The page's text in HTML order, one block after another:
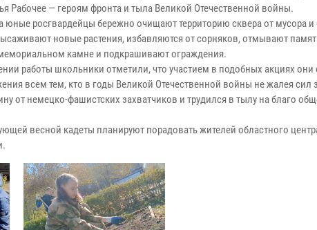
Рабочее — героям фронта и тыла Великой Отечественной войны.
юные росгвардейцы бережно очищают территорию сквера от мусора
новые растения, избавляются от сорняков, отмывают
камне и подкрашивают ограждения.
работы школьники отметили, что участием в подобных акциях они
всем тем, кто в годы Великой Отечественной войны не жалея
от немецко-фашистских захватчиков и трудился в тылу на благо
весной кадеты планируют порадовать жителей областного